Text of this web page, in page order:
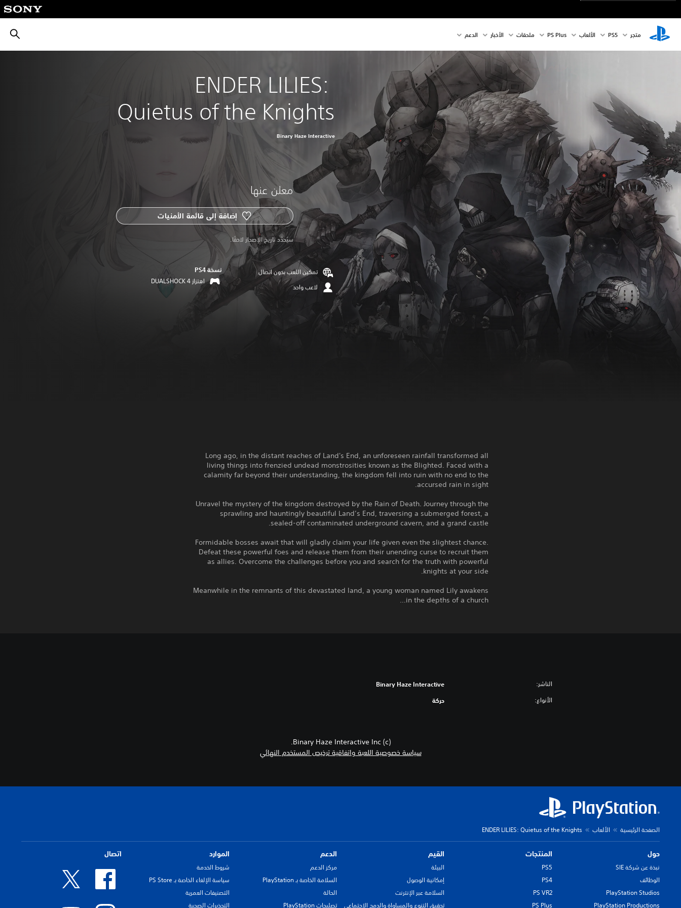
متجر PS5‏ الألعاب PS Plus ملحقات الأخبار الدعم
ENDER LILIES:
Quietus of the Knights
Binary Haze Interactive
معلن عنها
إضافة إلى قائمة الأمنيات
سيُحدَّد تاريخ الإصدار لاحقًا.
تمكين اللعب بدون اتصال
لاعب واحد
نسخة PS4‏
اهتزاز DUALSHOCK 4‏
Long ago, in the distant reaches of Land's End, an unforeseen rainfall transformed all
living things into frenzied undead monstrosities known as the Blighted. Faced with a
calamity far beyond their understanding, the kingdom fell into ruin with no end to the
accursed rain in sight.
Unravel the mystery of the kingdom destroyed by the Rain of Death. Journey through the
sprawling and hauntingly beautiful Land’s End, traversing a submerged forest, a
sealed-off contaminated underground cavern, and a grand castle.
Formidable bosses await that will gladly claim your life given even the slightest chance.
Defeat these powerful foes and release them from their unending curse to recruit them
as allies. Overcome the challenges before you and search for the truth with powerful
knights at your side.
Meanwhile in the remnants of this devastated land, a young woman named Lily awakens
in the depths of a church…
الناشر: Binary Haze Interactive
الأنواع: حركة
(c) Binary Haze Interactive Inc.
سياسة خصوصية اللعبة واتفاقية ترخيص المستخدم النهائي
الصفحة الرئيسية الألعاب ENDER LILIES: Quietus of the Knights
حول
نبذة عن شركة SIE
الوظائف
PlayStation Studios
PlayStation Productions
المنتجات
PS5
PS4
PS VR2
PS Plus
القيم
البيئة
إمكانية الوصول
السلامة عبر الإنترنت
تحقيق التنوع والمساواة والدمج الاجتماعي
الدعم
مركز الدعم
السلامة الخاصة بـ PlayStation
الحالة
تصليحات PlayStation
الموارد
شروط الخدمة
سياسة الإلغاء الخاصة بـ PS Store
التصنيفات العمرية
التحذيرات الصحية
اتصال